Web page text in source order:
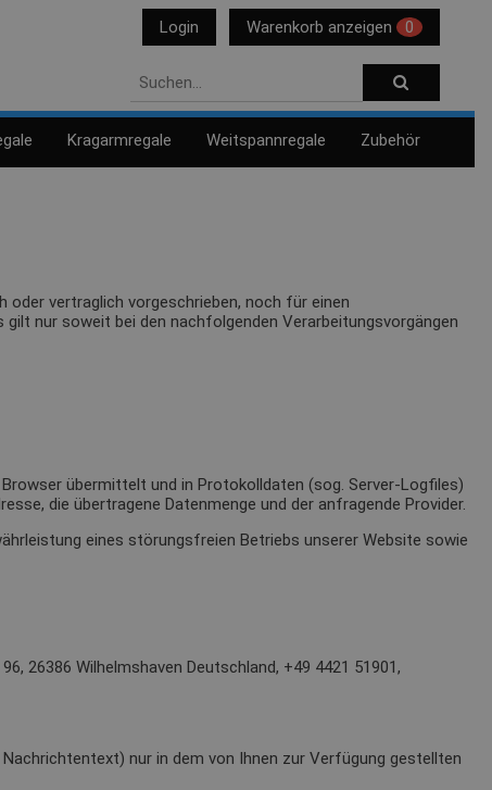
Login Warenkorb anzeigen 0
Kragarmregale Weitspannregale Zubehör
oder vertraglich vorgeschrieben, noch für einen
nur soweit bei den nachfolgenden Verarbeitungsvorgängen
übermittelt und in Protokolldaten (sog. Server-Logfiles)
die übertragene Datenmenge und der anfragende Provider.
eines störungsfreien Betriebs unserer Website sowie
26386 Wilhelmshaven Deutschland, +49 4421 51901,
nur in dem von Ihnen zur Verfügung gestellten